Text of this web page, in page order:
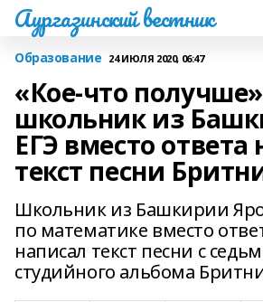
Аургазинский вестник
Образование 24 ИЮЛЯ 2020, 06:47
«Кое-что
школьник из
ЕГЭ вместо ответа
текст песни
Школьник из Башкирии
по математике вместо
написал текст песни с
студийного альбома